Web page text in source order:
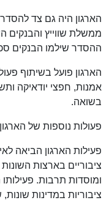
הארגון היה גם צד
ההסדר שילמו הבנקים סכום של 1.25
הארגון פועל בשיתוף
אמנות, חפצי יודאיקה
בשואה.
פעולות נוספות של
פעילות הארגון הביאה
ציבוריים בארצות
ומוסדות תרבות.
ציבוריות במדינות